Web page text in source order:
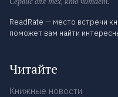
ReadRate — место встречи
поможет вам найти
Читайте
Книжные новости